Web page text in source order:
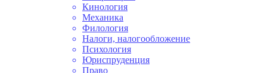
Кинология
Механика
Филология
Налоги, налогообложение
Психология
Юриспруденция
Право